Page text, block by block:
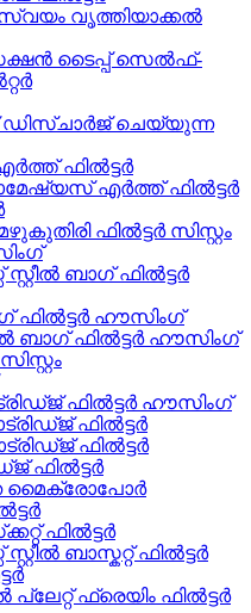
സ്വയം വൃത്തിയാക്കൽ
ടൈപ്പ് സെൽഫ്-
ഡിസ്ചാർജ് ചെയ്യുന്ന
ഫിൽട്ടർ
എർത്ത് ഫിൽട്ടർ
ഫിൽട്ടർ സിസ്റ്റം
സ്റ്റീൽ ബാഗ് ഫിൽട്ടർ
ഫിൽട്ടർ ഹൗസിംഗ്
ബാഗ് ഫിൽട്ടർ ഹൗസിംഗ്
ഫിൽട്ടർ ഹൗസിംഗ്
ഫിൽട്ടർ
ഫിൽട്ടർ
ഫിൽട്ടർ
മൈക്രോപോർ
ഫിൽട്ടർ
ബാസ്കറ്റ് ഫിൽട്ടർ
പ്ലേറ്റ് ഫ്രെയിം ഫിൽട്ടർ